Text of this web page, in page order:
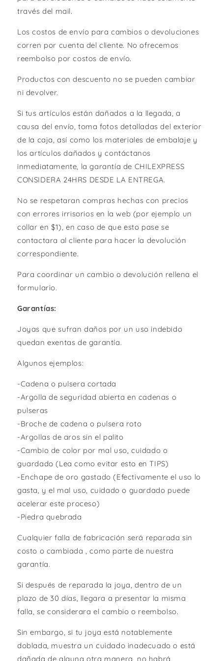
través del mail.
Los costos de envío para cambios o devoluciones
corren por cuenta del cliente. No ofrecemos
reembolso por costos de envío.
Productos con descuento no se pueden cambiar
ni devolver.
Si tus artículos están dañados a la llegada, a
causa del envío, toma fotos detalladas del exterior
de la caja, así como los materiales de embalaje y
los artículos dañados y contáctanos
inmediatamente, la garantía de CHILEXPRESS
CONSIDERA 24HRS DESDE LA ENTREGA.
No se respetaran compras hechas con precios
con errores irrisorios en la web (por ejemplo un
collar en $1), en caso de que esto pase se
contactara al cliente para hacer la devolución
correspondiente.
Para coordinar un cambio o devolución rellena el
formulario.
Garantías:
Joyas que sufran daños por un uso indebido
quedan exentas de garantía.
Algunos ejemplos:
-Cadena o pulsera cortada
-Argolla de seguridad abierta en cadenas o
pulseras
-Broche de cadena o pulsera roto
-Argollas de aros sin el palito
-Cambio de color por mal uso, cuidado o
guardado (Lea como evitar esto en TIPS)
-Enchape de oro gastado (Efectivamente el uso lo
gasta, y el mal uso, cuidado o guardado puede
acelerar este proceso)
-Piedra quebrada
Cualquier falla de fabricación será reparada sin
costo o cambiada , como parte de nuestra
garantía.
Si después de reparada la joya, dentro de un
plazo de 30 días, llegara a presentar la misma
falla, se considerara el cambio o reembolso.
Sin embargo, si tu joya está notablemente
doblada, muestra un cuidado inadecuado o está
dañada de alguna otra manera, no habrá